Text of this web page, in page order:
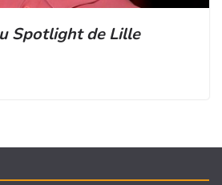
Spotlight de Lille